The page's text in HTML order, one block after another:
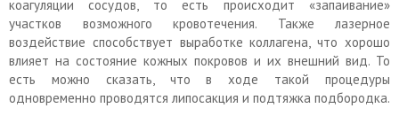
коагуляции сосудов, то есть происходит «запаивание»
участков возможного кровотечения. Также лазерное
воздействие способствует выработке коллагена, что хорошо
влияет на состояние кожных покровов и их внешний вид. То
есть можно сказать, что в ходе такой процедуры
одновременно проводятся липосакция и подтяжка подбородка.